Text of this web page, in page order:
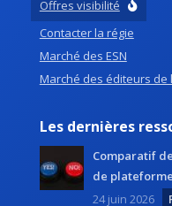
Offres visibilité
Contacter la régie
Marché des ESN
Marché des éditeurs de
Les dernières
Comparatif
de
24 juin 2026